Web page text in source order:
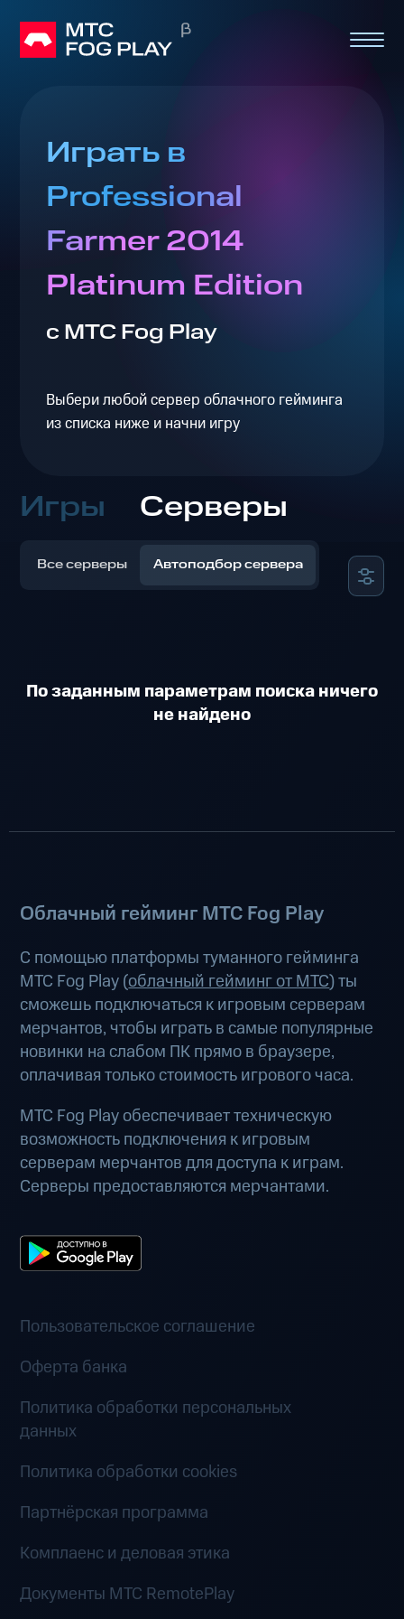
Играть в
Professional
Farmer 2014
Platinum Edition
с МТС Fog Play
Выбери любой сервер облачного гейминга
из списка ниже и начни игру
Игры Серверы
Все серверы Автоподбор сервера
По заданным параметрам поиска ничего
не найдено
Облачный гейминг МТС Fog Play
С помощью платформы туманного гейминга
МТС Fog Play (облачный гейминг от МТС) ты
сможешь подключаться к игровым серверам
мерчантов, чтобы играть в самые популярные
новинки на слабом ПК прямо в браузере,
оплачивая только стоимость игрового часа.
МТС Fog Play обеспечивает техническую
возможность подключения к игровым
серверам мерчантов для доступа к играм.
Серверы предоставляются мерчантами.
Пользовательское соглашение
Оферта банка
Политика обработки персональных
данных
Политика обработки cookies
Партнёрская программа
Комплаенс и деловая этика
Документы MTC RemotePlay